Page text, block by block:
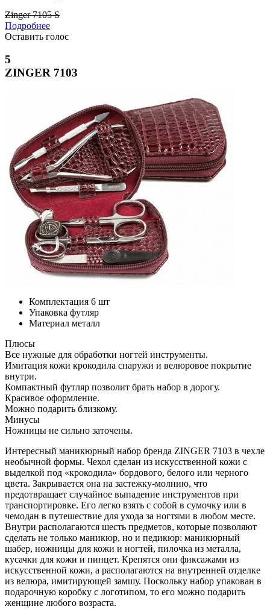
Zinger 7105 S
Подробнее
Оставить голос
5
ZINGER 7103
Комплектация 6 шт
Упаковка футляр
Материал металл
Плюсы
Все нужные для обработки ногтей инструменты.
Имитация кожи крокодила снаружи и велюровое покрытие
внутри.
Компактный футляр позволит брать набор в дорогу.
Красивое оформление.
Можно подарить близкому.
Минусы
Ножницы не сильно заточены.
Интересный маникюрный набор бренда ZINGER 7103 в чехле
необычной формы. Чехол сделан из искусственной кожи с
выделкой под «крокодила» бордового, белого или черного
цвета. Закрывается она на застежку-молнию, что
предотвращает случайное выпадение инструментов при
транспортировке. Его легко взять с собой в сумочку или в
чемодан в путешествие для ухода за ногтями в любом месте.
Внутри располагаются шесть предметов, которые позволяют
сделать не только маникюр, но и педикюр: маникюрный
шабер, ножницы для кожи и ногтей, пилочка из металла,
кусачки для кожи и пинцет. Крепятся они фиксажами из
искусственной кожи, а располагаются на внутренней отделке
из велюра, имитирующей замшу. Поскольку набор упакован в
подарочную коробку с логотипом, то его можно подарить
женщине любого возраста.